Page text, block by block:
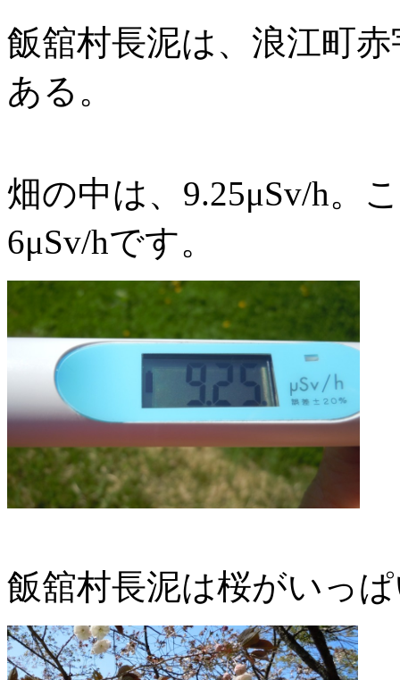
飯舘村長泥は、浪江町
ある。
畑の中は、9.25μSv/h。
6μSv/hです。
飯舘村長泥は桜がいっ